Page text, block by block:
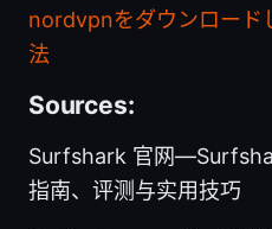
nordvpnをダウンロード
法
Sources:
Surfshark 官网
指南、评测与实用技巧